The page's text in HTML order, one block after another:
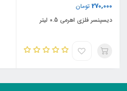
270,000 تومان
دیسپنسر فلزی اهرمی 0.5 لیتر